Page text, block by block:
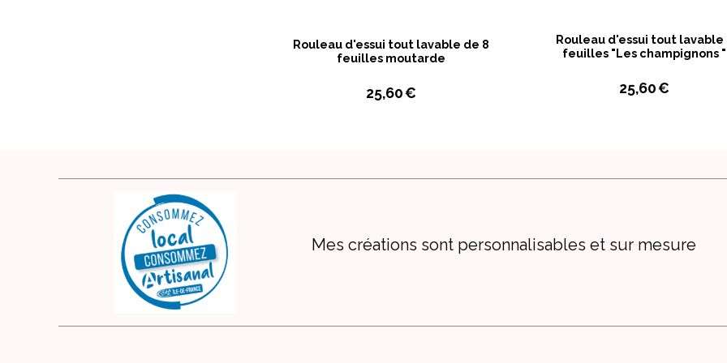
Rouleau d'essui tout lavable de 8
feuilles moutarde
25,60€
Rouleau d'essui tout lavable
feuilles "Les champignons "
25,60€
Mes créations sont personnalisables et sur mesure